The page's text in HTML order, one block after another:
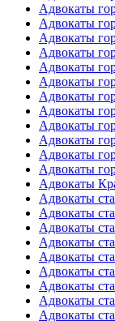
Адвокаты
Адвокаты
Адвокаты
Адвокаты
Адвокаты
Адвокаты
Адвокаты
Адвокаты
Адвокаты
Адвокаты
Адвокаты
Адвокаты
Адвокаты
Адвокаты
Адвокаты
Адвокаты
Адвокаты
Адвокаты
Адвокаты
Адвокаты
Адвокаты
Адвокаты